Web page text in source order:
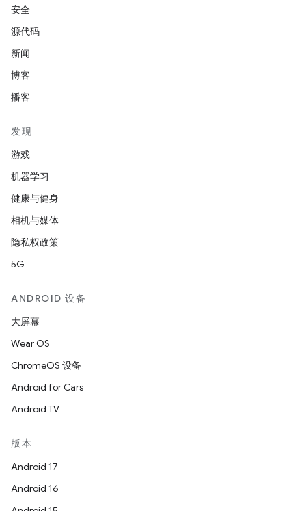
安全
源代码
新闻
博客
播客
发现
游戏
机器学习
健康与健身
相机与媒体
隐私权政策
5G
ANDROID 设备
大屏幕
Wear OS
ChromeOS 设备
Android for Cars
Android TV
版本
Android 17
Android 16